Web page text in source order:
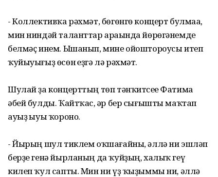
- Коллективҡа рәхмәт, бөгөнгө концерт булмаһа,
мин ниндәй таланттар араһында йөрөгәнемде
белмәҫ инем. Ышанып, мине ойоштороусы итеп
ҡуйыуығыҙ өсөн һеҙгә лә рәхмәт.
Шулай ҙа концерттың төп тәнҡитсеһе Фатима
әбей булды. Ҡайтҡас, һәр бер сығышты маҡтап
ауыҙ һыуы ҡороно.
- Йырың шул тиклем оҡшағайны, әллә ни эшләп
берҙе генә йырланың да ҡуйҙың, халыҡ геү
килеп ҡул сапты. Мин ни үҙ ҡыҙыммы ни, әллә